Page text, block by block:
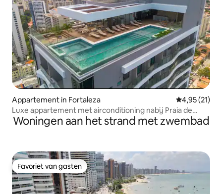
Appartement in Fortaleza Gemiddelde
4,95 (21)
Luxe appartement met airconditioning nabij Praia de
Iracema
Woningen aan het strand met zwembad
Favoriet van gasten
Favoriet van gasten